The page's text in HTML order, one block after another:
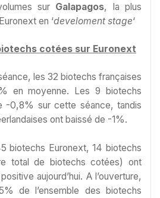
sur Galapagos, la plus
en ‘develoment stage‘
cotées sur Euronext
les 32 biotechs françaises
en moyenne. Les 9 biotechs
-0,8% sur cette séance, tandis
ont baissé de -1%.
biotechs Euronext, 14 biotechs
total de biotechs cotées) ont
aujourd’hui. A l’ouverture,
de l’ensemble des biotechs